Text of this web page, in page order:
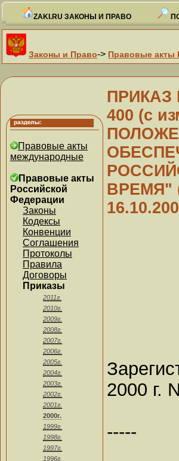
ZAKI.RU ЗАКОНЫ И ПРАВО
Законы и Право-> Правовые акты
Правовые акты
международные
Правовые акты
Российской
Федерации
Законы
Кодексы
Конвенции
Соглашения
Протоколы
Правила
Договоры
Приказы
2011г.
2010г.
2009г.
2008г.
2007г.
2006г.
2005г.
2004г.
2003г.
2002г.
2001г.
2000г.
1999г.
1998г.
1997г.
1996г.
ПРИКАЗ
400 (с
ВРЕМЯ"
2000 г.
-----